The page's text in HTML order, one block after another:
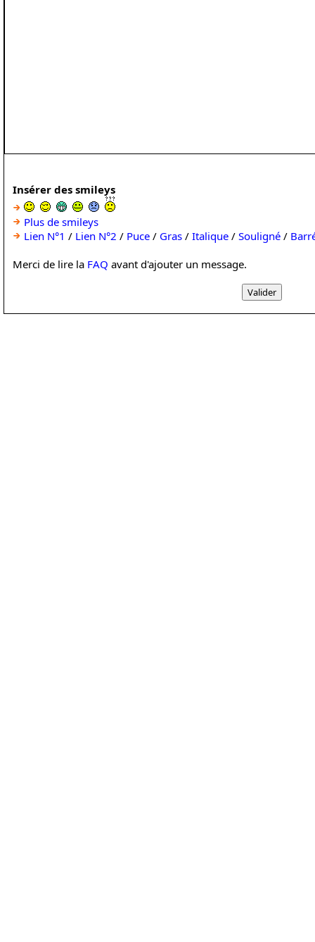
Insérer des smileys
Plus de smileys
Lien N°1 / Lien N°2 / Puce / Gras / Italique / Souligné /
Merci de lire la FAQ avant d'ajouter un message.